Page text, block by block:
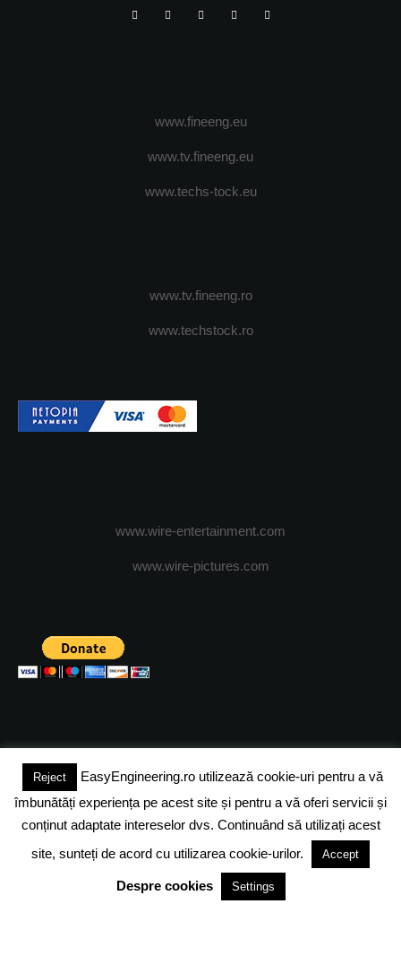
www.fineeng.eu
www.tv.fineeng.eu
www.techs-tock.eu
www.tv.fineeng.ro
www.techstock.ro
www.wire-entertainment.com
www.wire-pictures.com
(c) 2024 - FineEngineeringMagazine. All rights reserved.
DESPRE NOI ADVERTISING JOBS DESPRE COOKIES
POLITICA DE CONFIDENTIALITATE TERMENI SI CONDITII
Reject
EasyEngineering.ro utilizează cookie-uri pentru a vă
îmbunătăți experiența pe acest site și pentru a vă oferi servicii și
conținut adaptate intereselor dvs. Continuând să utilizați acest
site, sunteți de acord cu utilizarea cookie-urilor.
Accept
Despre cookies Settings